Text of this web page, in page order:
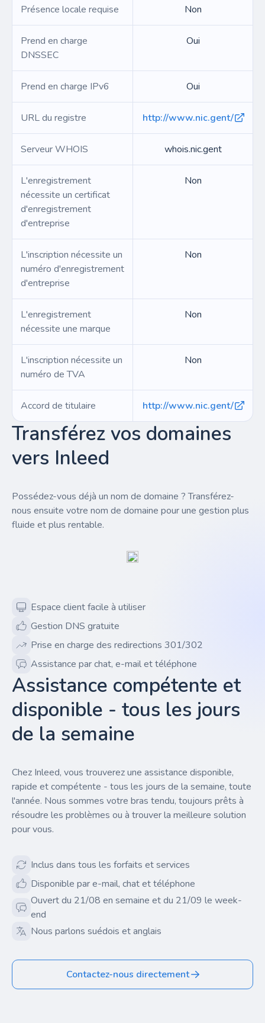
Présence locale requise Non
Prend en charge
DNSSEC
Oui
Prend en charge IPv6 Oui
URL du registre http://www.nic.gent/
Serveur WHOIS whois.nic.gent
L'enregistrement
nécessite un certificat
d'enregistrement
d'entreprise
Non
L'inscription nécessite un
numéro d'enregistrement
d'entreprise
Non
L'enregistrement
nécessite une marque
Non
L'inscription nécessite un
numéro de TVA
Non
Accord de titulaire http://www.nic.gent/
Transférez vos domaines
vers Inleed
Possédez-vous déjà un nom de domaine ? Transférez-
nous ensuite votre nom de domaine pour une gestion plus
fluide et plus rentable.
Espace client facile à utiliser
Gestion DNS gratuite
Prise en charge des redirections 301/302
Assistance par chat, e-mail et téléphone
Assistance compétente et
disponible - tous les jours
de la semaine
Chez Inleed, vous trouverez une assistance disponible,
rapide et compétente - tous les jours de la semaine, toute
l'année. Nous sommes votre bras tendu, toujours prêts à
résoudre les problèmes ou à trouver la meilleure solution
pour vous.
Inclus dans tous les forfaits et services
Disponible par e-mail, chat et téléphone
Ouvert du 21/08 en semaine et du 21/09 le week-
end
Nous parlons suédois et anglais
Contactez-nous directement